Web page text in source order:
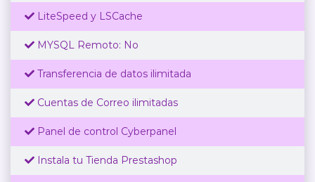
LiteSpeed y LSCache
MYSQL Remoto: No
Transferencia de datos ilimitada
Cuentas de Correo ilimitadas
Panel de control Cyberpanel
Instala tu Tienda Prestashop